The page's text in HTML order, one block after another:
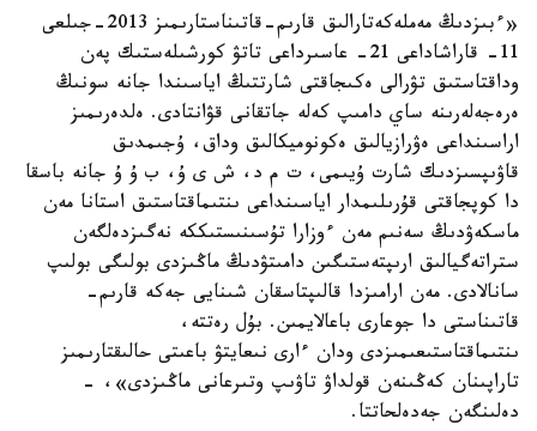
«ءبىزدىڭ مەملەكەتارالىق قارىم-قاتىناستارىمىز 2013-جىلعى
11- قاراشاداعى 21- عاسىرداعى تاتۋ كورشىلەستىك پەن
وداقتاستىق تۋرالى ەكىجاقتى شارتتىڭ اياسىندا جانە سونىڭ
ەرەجەلەرىنە ساي دامىپ كەلە جاتقانى قۋانتادى. ەلدەرىمىز
اراسىنداعى ەۋرازيالىق ەكونوميكالىق وداق، ۇجىمدىق
قاۋىپسىزدىك شارت ۇيىمى، ت م د، ش ى ۇ، ب ۇ ۇ جانە باسقا
دا كوپجاقتى قۇرىلىمدار اياسىنداعى ىنتىماقتاستىق استانا مەن
ماسكەۋدىڭ سەنىم مەن ءوزارا تۇسىنىستىككە نەگىزدەلگەن
ستراتەگيالىق ارىپتەستىگىن دامىتۋدىڭ ماڭىزدى بولىگى بولىپ
سانالادى. مەن ارامىزدا قالىپتاسقان شىنايى جەكە قارىم-
قاتىناستى دا جوعارى باعالايمىن. بۇل رەتتە،
ىنتىماقتاستىعىمىزدى ودان ءارى نىعايتۋ باعىتى حالىقتارىمىز
تاراپىنان كەڭىنەن قولداۋ تاۋىپ وتىرعانى ماڭىزدى»، -
دەلىنگەن جەدەلحاتتا.